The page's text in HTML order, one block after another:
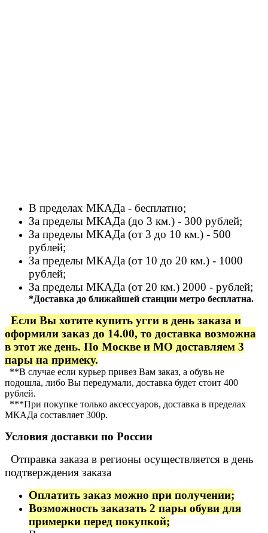
В пределах МКАДа - бесплатно;
За пределы МКАДа (до 3 км.) - 300 рублей;
За пределы МКАДа (от 3 до 10 км.) - 500
рублей;
За пределы МКАДа (от 10 до 20 км.) - 1000
рублей;
За пределы МКАДа (от 20 км.) 2000 - рублей;
*Доставка до ближайшей станции метро бесплатна.
Если Вы хотите купить угги в день заказа и
оформили заказ до 14.00, то доставка возможна
в этот же день. По Москве и МО доставляем 3
пары на примеку.
**В случае если курьер привез Вам заказ, а обувь не
подошла, либо Вы передумали, доставка будет стоит 400
рублей.
***При покупке только аксессуаров, доставка в пределах
МКАДа составляет 300р.
Условия доставки по России
Отправка заказа в регионы осуществляется в день
подтверждения заказа
Оплатить заказ можно при получении;
Возможность заказать 2 пары обуви для
примерки перед покупкой;